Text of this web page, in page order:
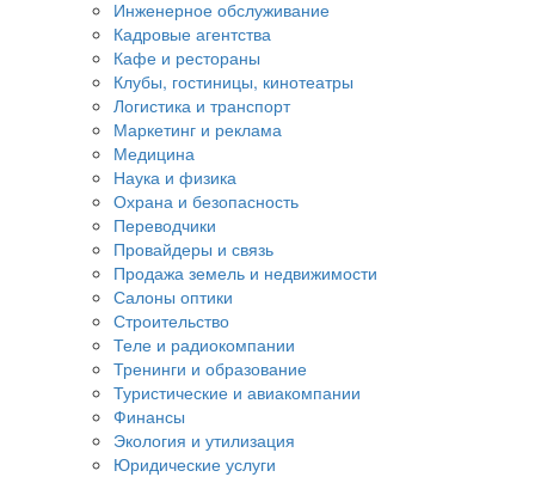
Инженерное обслуживание
Кадровые агентства
Кафе и рестораны
Клубы, гостиницы, кинотеатры
Логистика и транспорт
Маркетинг и реклама
Медицина
Наука и физика
Охрана и безопасность
Переводчики
Провайдеры и связь
Продажа земель и недвижимости
Салоны оптики
Строительство
Теле и радиокомпании
Тренинги и образование
Туристические и авиакомпании
Финансы
Экология и утилизация
Юридические услуги